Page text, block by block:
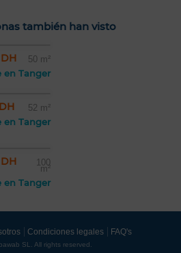
también han visto
50 m²
en Tanger
52 m²
en Tanger
100
m²
en Tanger
Condiciones legales FAQ's
SL. All rights reserved.